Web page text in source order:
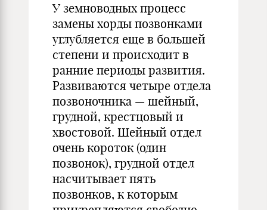
У земноводных процесс
замены хорды позвонками
углубляется еще в большей
степени и происходит в
ранние периоды развития.
Развиваются четыре отдела
позвоночника — шейный,
грудной, крестцовый и
хвостовой. Шейный отдел
очень короток (один
позвонок), грудной отдел
насчитывает пять
позвонков, к которым